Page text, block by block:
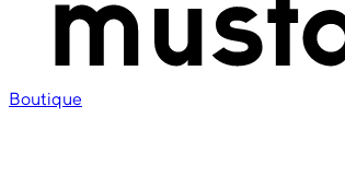
Boutique